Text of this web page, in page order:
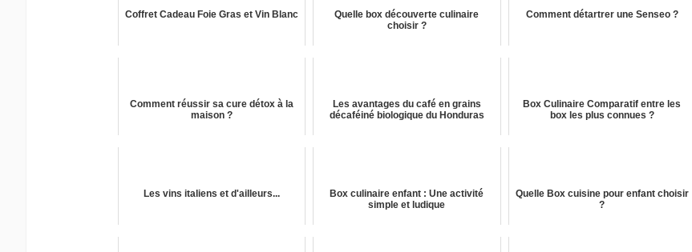
Coffret Cadeau Foie Gras et Vin Blanc
Quelle box découverte culinaire
choisir ?
Comment détartrer une Senseo ?
Comment réussir sa cure détox à la
maison ?
Les avantages du café en grains
décaféiné biologique du Honduras
Box Culinaire Comparatif entre les
box les plus connues ?
Les vins italiens et d'ailleurs...
Box culinaire enfant : Une activité
simple et ludique
Quelle Box cuisine pour enfant choisir
?